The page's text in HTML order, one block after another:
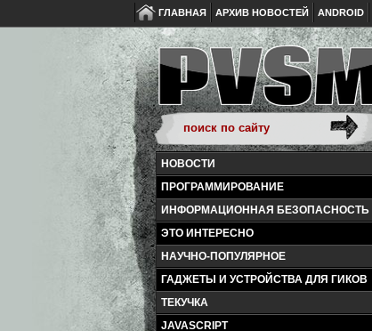
ГЛАВНАЯ АРХИВ НОВОСТЕЙ ANDROID
НОВОСТИ
ПРОГРАММИРОВАНИЕ
ИНФОРМАЦИОННАЯ БЕЗОПАСНОСТЬ
ЭТО ИНТЕРЕСНО
НАУЧНО-ПОПУЛЯРНОЕ
ГАДЖЕТЫ И УСТРОЙСТВА ДЛЯ ГИКОВ
ТЕКУЧКА
JAVASCRIPT